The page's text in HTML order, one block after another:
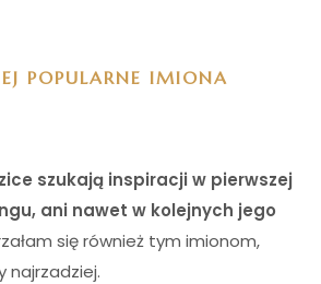
POPULARNE IMIONA
szukają inspiracji w pierwszej
ani nawet w kolejnych jego
się również tym imionom,
najrzadziej.